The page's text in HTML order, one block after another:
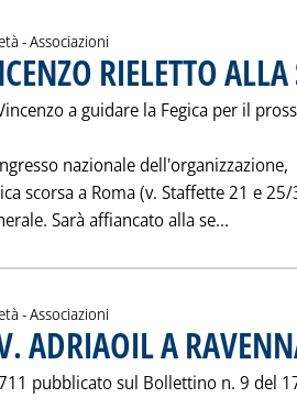
- Associazioni
RIELETTO ALLA
a guidare la Fegica per il
nazionale dell'organizzazione,
scorsa a Roma (v. Staffette 21 e
Sarà affiancato alla se...
- Associazioni
ADRIAOIL A
pubblicato sul Bollettino n. 9 del